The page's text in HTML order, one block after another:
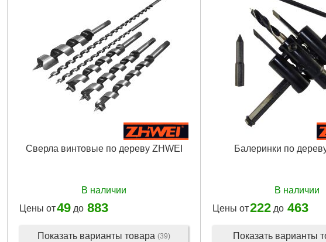
Сверла винтовые по дереву ZHWEI
В наличии
Цены от49 до 883
Показать варианты товара (39)
Балеринки по
В наличии
Цены от222 до 463
Показать варианты